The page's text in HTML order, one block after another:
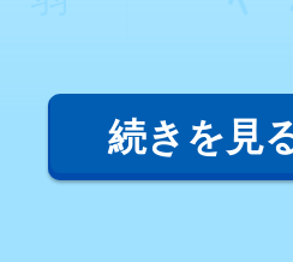
続きを見